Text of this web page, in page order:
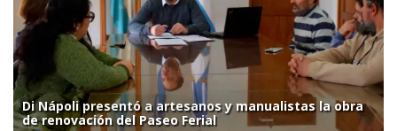
Di Nápoli presentó a artesanos y manualistas la obra
de renovación del Paseo Ferial